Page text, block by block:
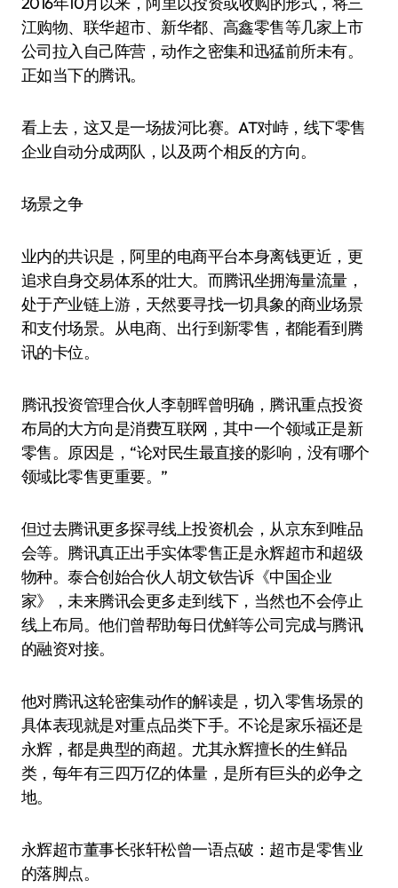
江购物、联华超市、新华都、高鑫零售等几家上市
公司拉入自己阵营，动作之密集和迅猛前所未有。
正如当下的腾讯。
看上去，这又是一场拔河比赛。AT对峙，线下零售
企业自动分成两队，以及两个相反的方向。
场景之争
业内的共识是，阿里的电商平台本身离钱更近，更
追求自身交易体系的壮大。而腾讯坐拥海量流量，
处于产业链上游，天然要寻找一切具象的商业场景
和支付场景。从电商、出行到新零售，都能看到腾
讯的卡位。
腾讯投资管理合伙人李朝晖曾明确，腾讯重点投资
布局的大方向是消费互联网，其中一个领域正是新
零售。原因是，“论对民生最直接的影响，没有哪个
领域比零售更重要。”
但过去腾讯更多探寻线上投资机会，从京东到唯品
会等。腾讯真正出手实体零售正是永辉超市和超级
物种。泰合创始合伙人胡文钦告诉《中国企业
家》，未来腾讯会更多走到线下，当然也不会停止
线上布局。他们曾帮助每日优鲜等公司完成与腾讯
的融资对接。
他对腾讯这轮密集动作的解读是，切入零售场景的
具体表现就是对重点品类下手。不论是家乐福还是
永辉，都是典型的商超。尤其永辉擅长的生鲜品
类，每年有三四万亿的体量，是所有巨头的必争之
地。
永辉超市董事长张轩松曾一语点破：超市是零售业
的落脚点。